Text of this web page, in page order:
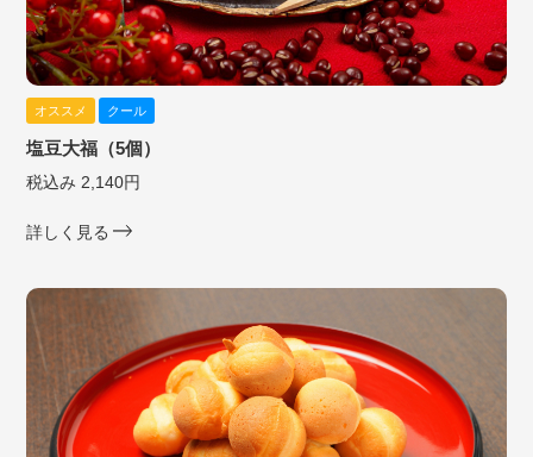
オススメ クール
塩豆大福（5個）
税込み 2,140円
詳しく見る